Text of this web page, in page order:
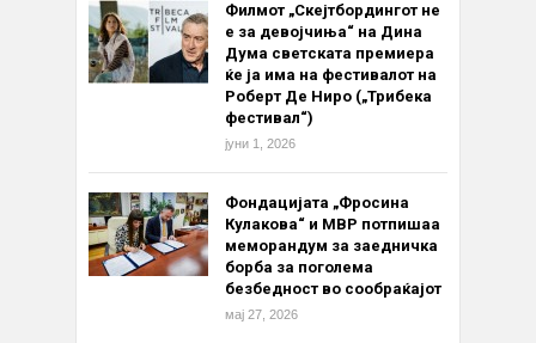
Филмот „Скејтбордингот не
е за девојчиња“ на Дина
Дума светската премиера
ќе ја има на фестивалот на
Роберт Де Ниро („Трибека
фестивал“)
јуни 1, 2026
Фондацијата „Фросина
Кулакова“ и МВР потпишаа
меморандум за заедничка
борба за поголема
безбедност во сообраќајот
мај 27, 2026